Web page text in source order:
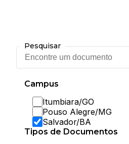
Pesquisar
Encontre
um
documento
Campus
Itumbiara/GO
Pouso Alegre/MG
Salvador/BA
Tipos de Documentos